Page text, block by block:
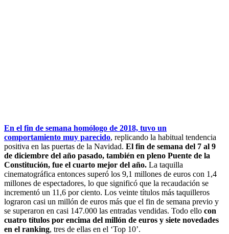
En el fin de semana homólogo de 2018, tuvo un
comportamiento muy parecido, replicando la habitual tendencia
positiva en las puertas de la Navidad. El fin de semana del 7 al 9
de diciembre del año pasado, también en pleno Puente de la
Constitución, fue el cuarto mejor del año. La taquilla
cinematográfica entonces superó los 9,1 millones de euros con 1,4
millones de espectadores, lo que significó que la recaudación se
incrementó un 11,6 por ciento. Los veinte títulos más taquilleros
lograron casi un millón de euros más que el fin de semana previo y
se superaron en casi 147.000 las entradas vendidas. Todo ello con
cuatro títulos por encima del millón de euros y siete novedades
en el ranking, tres de ellas en el ‘Top 10’.